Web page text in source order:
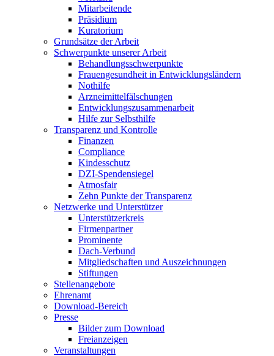
Mitarbeitende
Präsidium
Kuratorium
Grundsätze der Arbeit
Schwerpunkte unserer Arbeit
Behandlungs­schwerpunkte
Frauengesundheit in Entwicklungsländern
Nothilfe
Arzneimittel­fälschungen
Entwicklungs­zusammenarbeit
Hilfe zur Selbsthilfe
Transparenz und Kontrolle
Finanzen
Compliance
Kindesschutz
DZI-Spendensiegel
Atmosfair
Zehn Punkte der Transparenz
Netzwerke und Unterstützer
Unterstützerkreis
Firmenpartner
Prominente
Dach-Verbund
Mitgliedschaften und Auszeichnungen
Stiftungen
Stellenangebote
Ehrenamt
Download-Bereich
Presse
Bilder zum Download
Freianzeigen
Veranstaltungen